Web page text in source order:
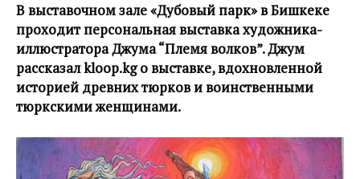
В выставочном зале «Дубовый парк» в Бишкеке
проходит персональная выставка художника-
иллюстратора Джума “Племя волков”. Джум
рассказал kloop.kg о выставке, вдохновленной
историей древних тюрков и воинственными
тюркскими женщинами.